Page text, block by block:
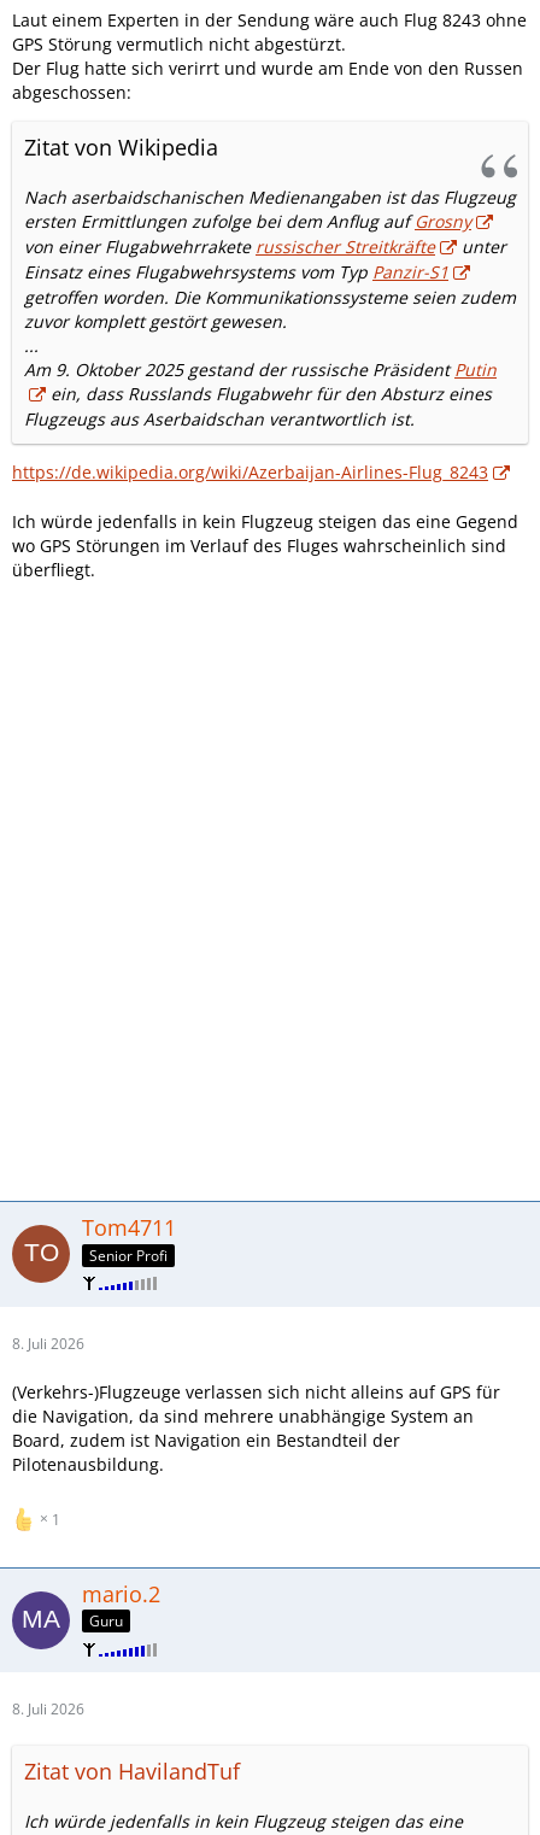
Laut einem Experten in der Sendung wäre auch Flug 8243 ohne
GPS Störung vermutlich nicht abgestürzt.
Der Flug hatte sich verirrt und wurde am Ende von den Russen
abgeschossen:
Zitat von Wikipedia
Nach aserbaidschanischen Medienangaben ist das Flugzeug
ersten Ermittlungen zufolge bei dem Anflug aufGrosny
von einer Flugabwehrrakete russischer Streitkräfte
unter
Einsatz eines Flugabwehrsystems vom Typ Panzir-S1
getroffen worden. Die Kommunikationssysteme seien zudem
zuvor komplett gestört gewesen.
...
Am 9. Oktober 2025 gestand der russische PräsidentPutin
ein, dass Russlands Flugabwehr für den Absturz eines
Flugzeugs aus Aserbaidschan verantwortlich ist.
https://de.wikipedia.org/wiki/Azerbaijan-Airlines-Flug_8243
Ich würde jedenfalls in kein Flugzeug steigen das eine Gegend
wo GPS Störungen im Verlauf des Fluges wahrscheinlich sind
überfliegt.
Tom4711
Senior Profi
8. Juli 2026
(Verkehrs-)Flugzeuge verlassen sich nicht alleins auf GPS für
die Navigation, da sind mehrere unabhängige System an
Board, zudem ist Navigation ein Bestandteil der
Pilotenausbildung.
1
mario.2
Guru
8. Juli 2026
Zitat von HavilandTuf
Ich würde jedenfalls in kein Flugzeug steigen das eine